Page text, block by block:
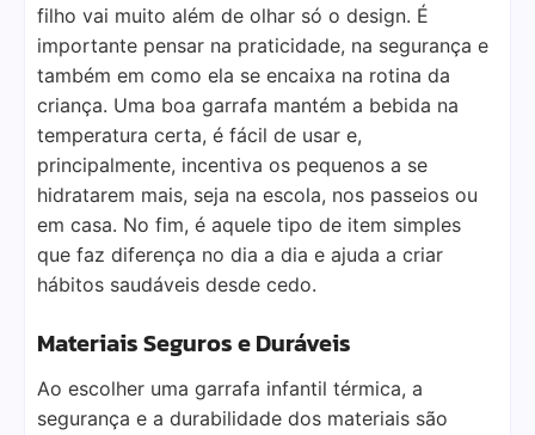
filho vai muito além de olhar só o design. É
importante pensar na praticidade, na segurança e
também em como ela se encaixa na rotina da
criança. Uma boa garrafa mantém a bebida na
temperatura certa, é fácil de usar e,
principalmente, incentiva os pequenos a se
hidratarem mais, seja na escola, nos passeios ou
em casa. No fim, é aquele tipo de item simples
que faz diferença no dia a dia e ajuda a criar
hábitos saudáveis desde cedo.
Materiais Seguros e Duráveis
Ao escolher uma garrafa infantil térmica, a
segurança e a durabilidade dos materiais são